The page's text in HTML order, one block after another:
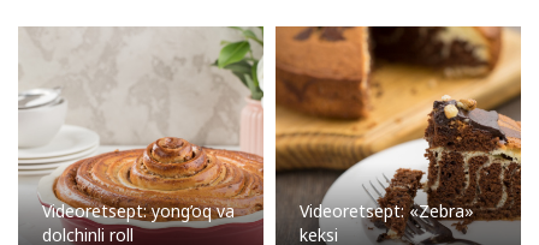
Videoretsept: yong’oq va
dolchinli roll
Videoretsept: «Zebra»
keksi